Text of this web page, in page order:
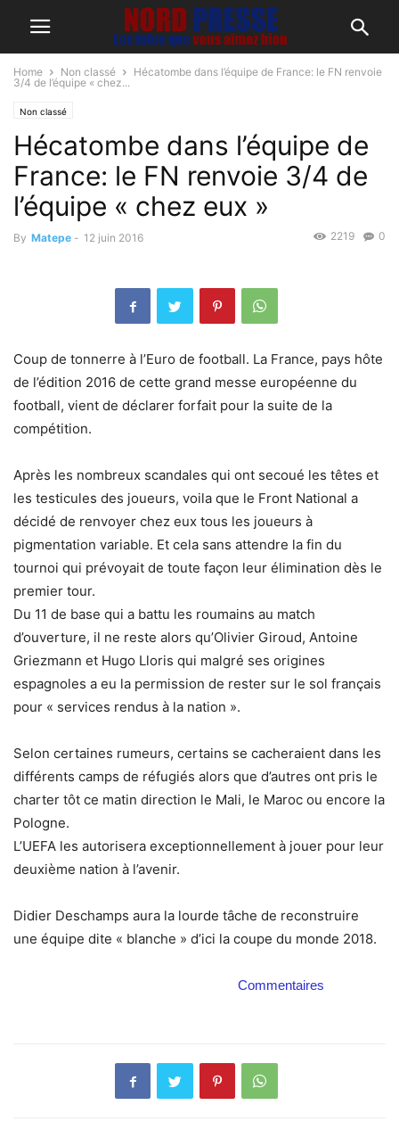
Home Non classé
Hécatombe dans l’équipe de France: le FN renvoie
3/4 de l’équipe « chez...
Non classé
Hécatombe dans l’équipe de
France: le FN renvoie 3/4 de
l’équipe « chez eux »
By Matepe - 12 juin 2016 0
2219
Coup de tonnerre à l’Euro de football. La France, pays hôte
de l’édition 2016 de cette grand messe européenne du
football, vient de déclarer forfait pour la suite de la
compétition.
Après les nombreux scandales qui ont secoué les têtes et
les testicules des joueurs, voila que le Front National a
décidé de renvoyer chez eux tous les joueurs à
pigmentation variable. Et cela sans attendre la fin du
tournoi qui prévoyait de toute façon leur élimination dès le
premier tour.
Du 11 de base qui a battu les roumains au match
d’ouverture, il ne reste alors qu’Olivier Giroud, Antoine
Griezmann et Hugo Lloris qui malgré ses origines
espagnoles a eu la permission de rester sur le sol français
pour « services rendus à la nation ».
Selon certaines rumeurs, certains se cacheraient dans les
différents camps de réfugiés alors que d’autres ont pris le
charter tôt ce matin direction le Mali, le Maroc ou encore la
Pologne.
L’UEFA les autorisera exceptionnellement à jouer pour leur
deuxième nation à l’avenir.
Didier Deschamps aura la lourde tâche de reconstruire
une équipe dite « blanche » d’ici la coupe du monde 2018.
Commentaires